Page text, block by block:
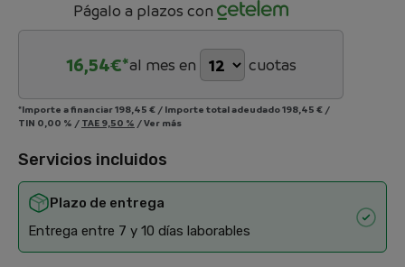
Págalo a plazos con
16,54€*al mes en cuotas
*Importe a financiar198,45 € / Importe total adeudado198,45 € /
TIN 0,00 % / TAE 9,50 % /Ver más
Servicios incluidos
Plazo de entrega
Entrega entre 7 y 10 días laborables